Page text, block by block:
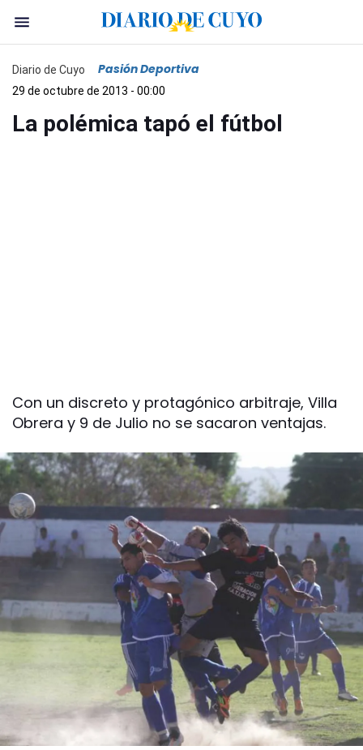
Diario de Cuyo Pasión Deportiva
29 de octubre de 2013 - 00:00
La polémica tapó el fútbol
Con un discreto y protagónico arbitraje, Villa
Obrera y 9 de Julio no se sacaron ventajas.